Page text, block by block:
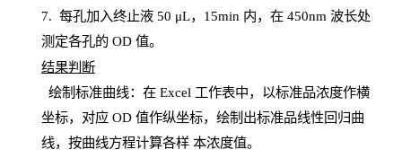
7. 每孔加入终止液 50 μL， 15min 内，在450nm 波长处
测定各孔的 OD 值。
结果判断
绘制标准曲线：在 Excel 工作表中，以标准品浓度作横
坐标，对应OD 值作纵坐标，绘制出标准品线性回归曲
线，按曲线方程计算各样 本浓度值。